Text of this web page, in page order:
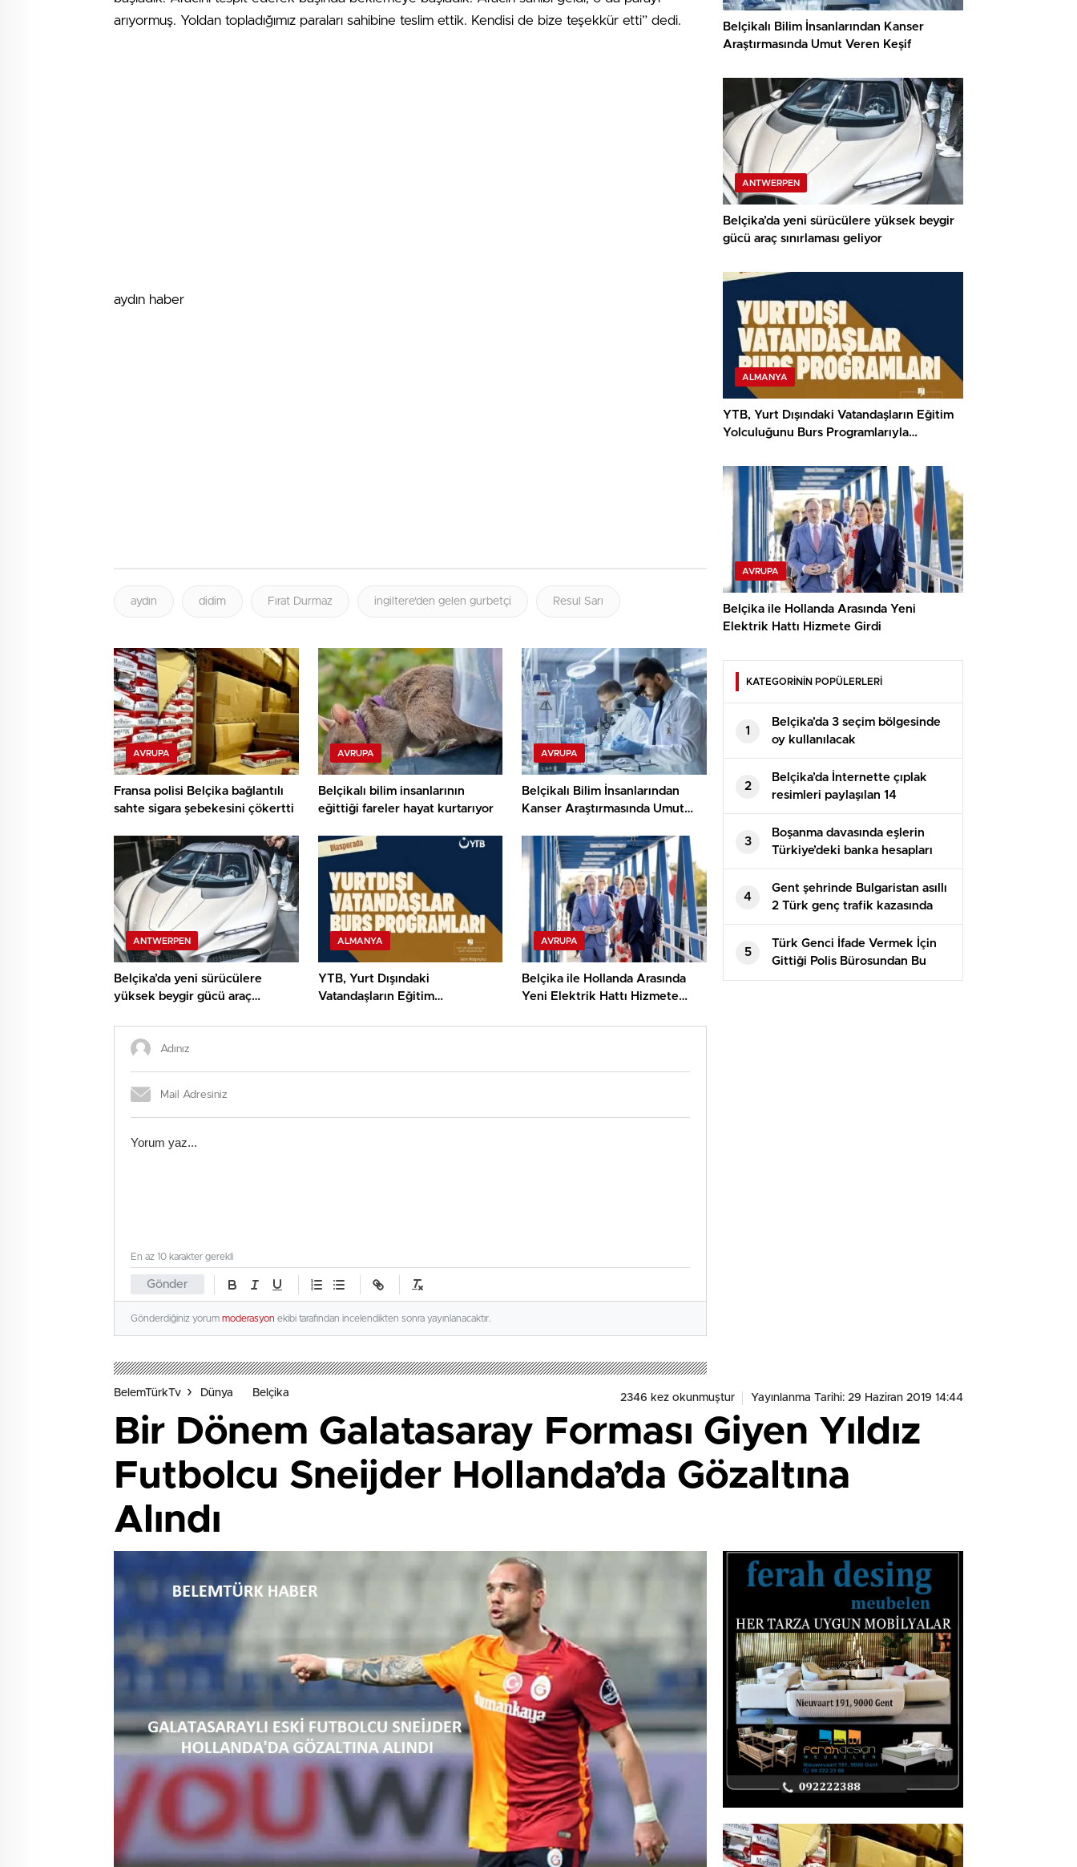
arıyormuş. Yoldan topladığımız paraları sahibine teslim ettik. Kendisi de bize teşekkür etti” dedi.
aydın haber
aydın didim Fırat Durmaz ingiltere'den gelen gurbetçi Resul Sarı
AVRUPA
Fransa polisi Belçika bağlantılı
sahte sigara şebekesini çökertti
AVRUPA
Belçikalı bilim insanlarının
eğittiği fareler hayat kurtarıyor
AVRUPA
Belçikalı Bilim İnsanlarından
Kanser Araştırmasında Umut
ANTWERPEN
Belçika’da yeni sürücülere
yüksek beygir gücü araç
ALMANYA
YTB, Yurt Dışındaki
Vatandaşların Eğitim
AVRUPA
Belçika ile Hollanda Arasında
Yeni Elektrik Hattı Hizmete
Gönder
En az 10 karakter gerekli
Gönderdiğiniz yorum moderasyon ekibi tarafından incelendikten sonra yayınlanacaktır.
Belçikalı Bilim İnsanlarından Kanser
Araştırmasında Umut Veren Keşif
ANTWERPEN
Belçika’da yeni sürücülere yüksek beygir
gücü araç sınırlaması geliyor
ALMANYA
YTB, Yurt Dışındaki Vatandaşların Eğitim
Yolculuğunu Burs Programlarıyla
AVRUPA
Belçika ile Hollanda Arasında Yeni
Elektrik Hattı Hizmete Girdi
KATEGORİNİN POPÜLERLERİ
1
Belçika’da 3 seçim bölgesinde
oy kullanılacak
2
Belçika’da İnternette çıplak
resimleri paylaşılan 14
yaşındaki kız çocuğu intihar
etti
3
Boşanma davasında eşlerin
Türkiye’deki banka hesapları
paylaşılır mı?
4
Gent şehrinde Bulgaristan asıllı
2 Türk genç trafik kazasında
yaşamını kaybetti
5
Türk Genci İfade Vermek İçin
Gittiği Polis Bürosundan Bu
Halde Çıktı
BelemTürkTv Dünya Belçika 2346 kez okunmuştur Yayınlanma Tarihi: 29 Haziran 2019 14:44
Bir Dönem Galatasaray Forması Giyen Yıldız
Futbolcu Sneijder Hollanda’da Gözaltına
Alındı